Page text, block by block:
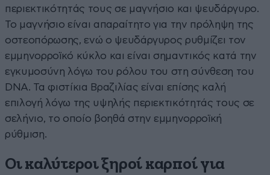
περιεκτικότητάς τους σε μαγνήσιο και ψευδάργυρο.
Το μαγνήσιο είναι απαραίτητο για την πρόληψη της
οστεοπόρωσης, ενώ ο ψευδάργυρος ρυθμίζει τον
εμμηνορροϊκό κύκλο και είναι σημαντικός κατά την
εγκυμοσύνη λόγω του ρόλου του στη σύνθεση του
DNA. Τα φιστίκια Βραζιλίας είναι επίσης καλή
επιλογή λόγω της υψηλής περιεκτικότητάς τους σε
σελήνιο, το οποίο βοηθά στην εμμηνορροϊκή
ρύθμιση.
Οι καλύτεροι ξηροί καρποί για